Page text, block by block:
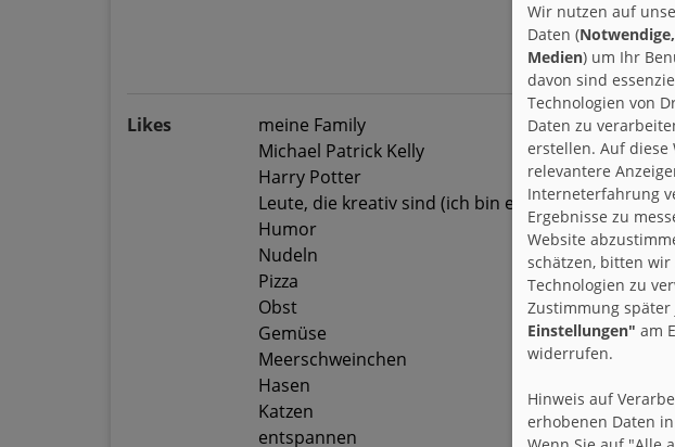
Likes
meine Family
Michael Patrick Kelly
Harry Potter
Leute, die kreativ sind (ich bin es aus meiner Sicht
Humor
Nudeln
Pizza
Obst
Gemüse
Meerschweinchen
Hasen
Katzen
entspannen
Wir nutzen auf
Daten (
Medien) um Ihr
davon sind
Technologien von
Daten zu
erstellen. Auf diese
relevantere
Interneterfahrung
Ergebnisse zu
Website
schätzen, bitten
Technologien zu
Zustimmung
Einstellungen" am
widerrufen.
Hinweis auf
erhobenen Daten in